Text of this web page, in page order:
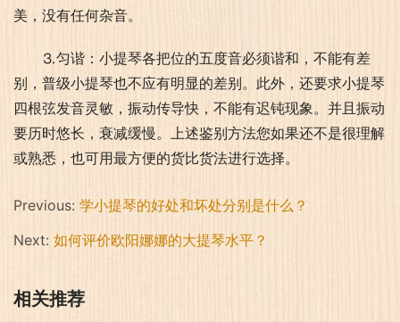
美，没有任何杂音。
⒊匀谐：小提琴各把位的五度音必须谐和，不能有差
别，普级小提琴也不应有明显的差别。此外，还要求小提琴
四根弦发音灵敏，振动传导快，不能有迟钝现象。并且振动
要历时悠长，衰减缓慢。上述鉴别方法您如果还不是很理解
或熟悉，也可用最方便的货比货法进行选择。
Previous: 学小提琴的好处和坏处分别是什么？
Next: 如何评价欧阳娜娜的大提琴水平？
相关推荐